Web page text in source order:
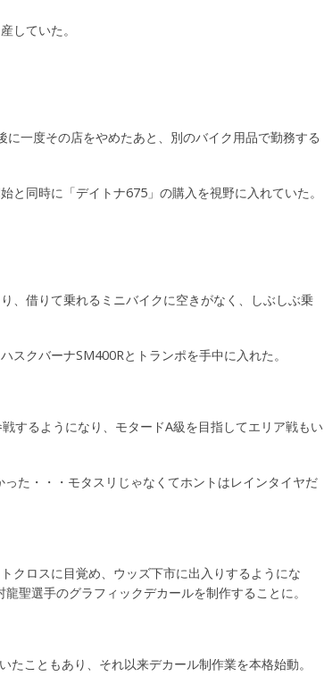
していた。
一度その店をやめたあと、別のバイク用品で勤務する
同時に「デイトナ675」の購入を視野に入れていた。
、借りて乗れるミニバイクに空きがなく、しぶしぶ乗
クバーナSM400Rとトランポを手中に入れた。
するようになり、モタードA級を目指してエリア戦もい
た・・・モタスリじゃなくてホントはレインタイヤだ
クロスに目覚め、ウッズ下市に出入りするようにな
聖選手のグラフィックデカールを制作することに。
こともあり、それ以来デカール制作業を本格始動。